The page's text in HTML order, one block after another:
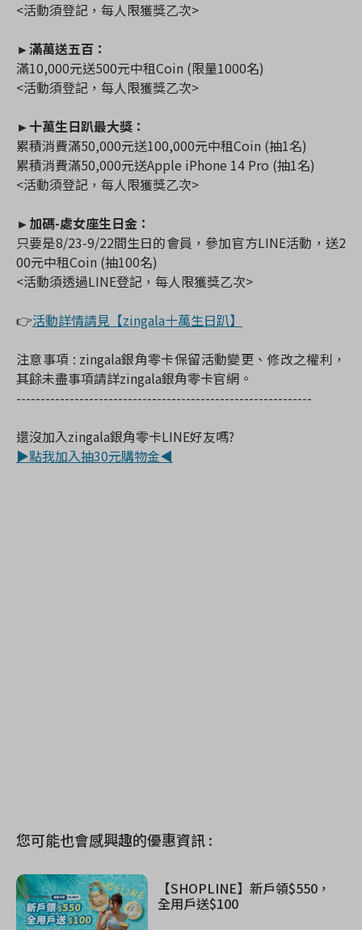
<活動須登記，每人限獲獎乙次>
►滿萬送五百：
滿10,000元送500元中租Coin (限量1000名)
<活動須登記，每人限獲獎乙次>
►十萬生日趴最大獎：
累積消費滿50,000元送100,000元中租Coin (抽1名)
累積消費滿50,000元送Apple iPhone 14 Pro (抽1名)
<活動須登記，每人限獲獎乙次>
►加碼-處女座生日金：
只要是8/23-9/22間生日的會員，參加官方LINE活動，送2
00元中租Coin (抽100名)
<活動須透過LINE登記，每人限獲獎乙次>
👉活動詳情請見【zingala十萬生日趴】
注意事項 : zingala銀角零卡保留活動變更、修改之權利，
其餘未盡事項請詳zingala銀角零卡官網。
-------------------------------------------------------------
還沒加入zingala銀角零卡LINE好友嗎?
▶點我加入抽30元購物金◀
您可能也會感興趣的優惠資訊 :
【SHOPLINE】新戶領$550，
全用戶送$100